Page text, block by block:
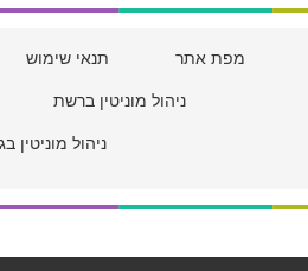
מפת אתר תנאי שימוש
ניהול מוניטין ברשת
ניהול מוניטין